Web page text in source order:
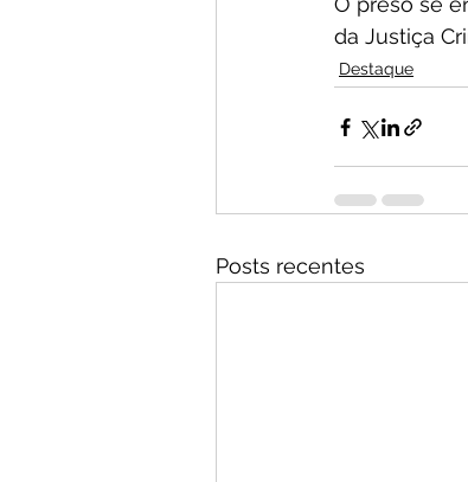
da Justiça
Destaque
Posts recentes